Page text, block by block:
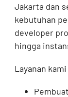
Jakarta dan
kebutuhan
developer
hingga
Layanan